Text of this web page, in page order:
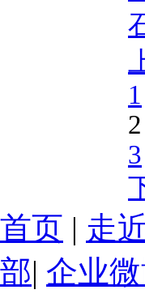
1
2
3
首页 | 走
部| 企业